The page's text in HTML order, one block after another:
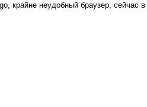
крайне неудобный браузер, сейчас в